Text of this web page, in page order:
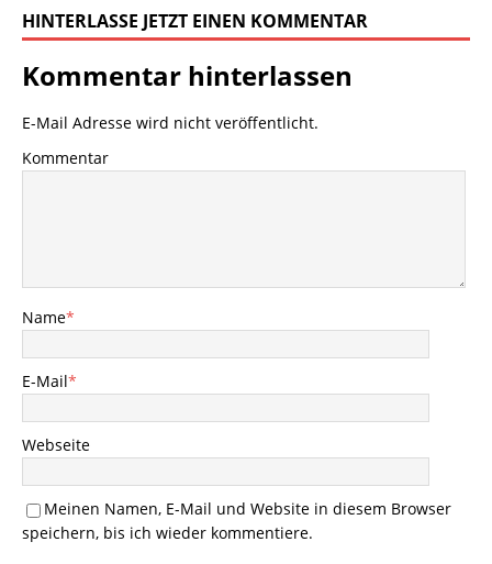
HINTERLASSE JETZT EINEN KOMMENTAR
Kommentar hinterlassen
E-Mail Adresse wird nicht veröffentlicht.
Kommentar
Name*
E-Mail*
Webseite
Meinen Namen, E-Mail und Website in diesem Browser
speichern, bis ich wieder kommentiere.